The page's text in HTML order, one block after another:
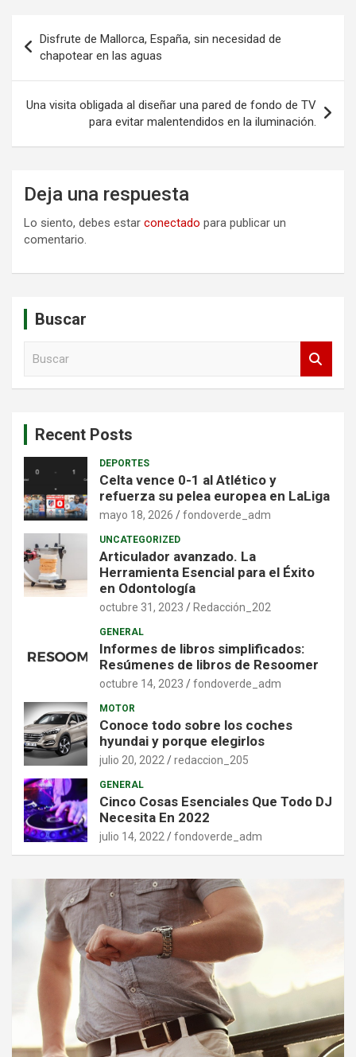
de
entradas
Disfrute de Mallorca, España, sin necesidad de
chapotear en las aguas
Una visita obligada al diseñar una pared de fondo de TV
para evitar malentendidos en la iluminación.
Deja una respuesta
Lo siento, debes estar conectado para publicar un
comentario.
Buscar
Recent Posts
DEPORTES
Celta vence 0-1 al Atlético y
refuerza su pelea europea en LaLiga
mayo 18, 2026 fondoverde_adm
UNCATEGORIZED
Articulador avanzado. La
Herramienta Esencial para el Éxito
en Odontología
octubre 31, 2023 Redacción_202
GENERAL
Informes de libros simplificados:
Resúmenes de libros de Resoomer
octubre 14, 2023 fondoverde_adm
MOTOR
Conoce todo sobre los coches
hyundai y porque elegirlos
julio 20, 2022 redaccion_205
GENERAL
Cinco Cosas Esenciales Que Todo DJ
Necesita En 2022
julio 14, 2022 fondoverde_adm